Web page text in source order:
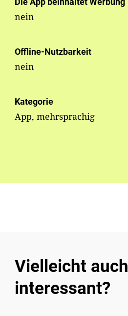
nein
Offline-Nutzbarkeit
nein
Kategorie
App, mehrsprachig
Vielleicht auch
interessant?